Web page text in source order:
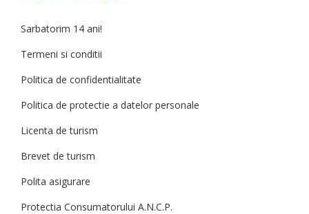
Sarbatorim 14 ani!
Termeni si conditii
Politica de confidentialitate
Politica de protectie a datelor personale
Licenta de turism
Brevet de turism
Polita asigurare
Protectia Consumatorului A.N.C.P.